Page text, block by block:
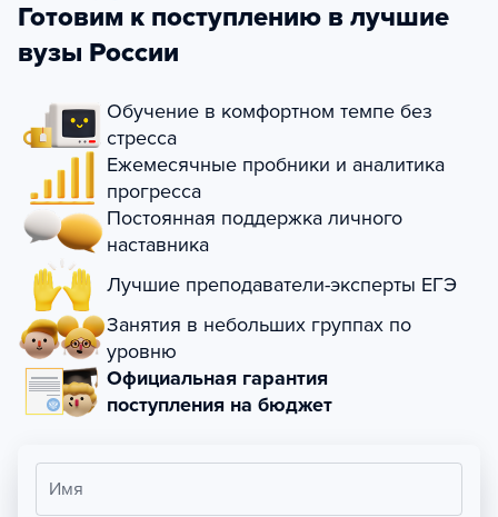
Готовим к поступлению в лучшие
вузы России
Обучение в комфортном темпе без
стресса
Ежемесячные пробники и аналитика
прогресса
Постоянная поддержка личного
наставника
Лучшие преподаватели-эксперты ЕГЭ
Занятия в небольших группах по
уровню
Официальная гарантия
поступления на бюджет
Имя